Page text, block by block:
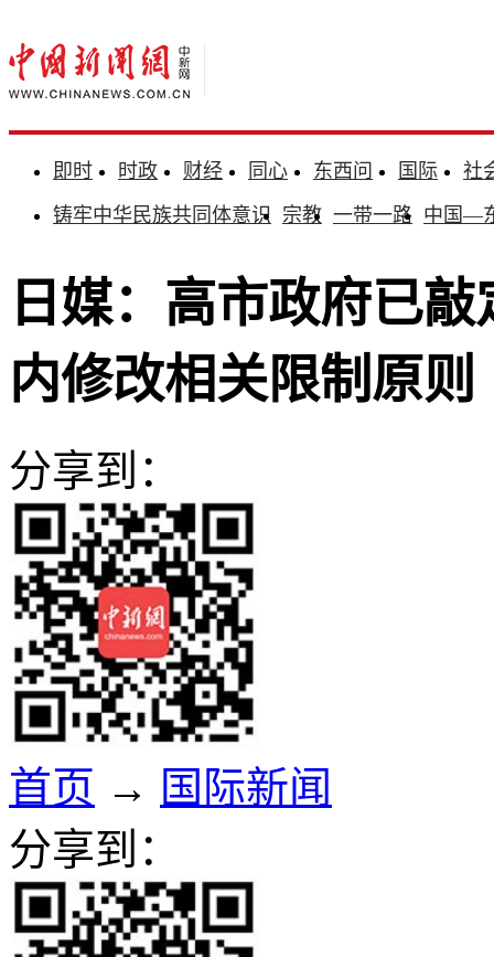
即时 时政 财经 同心 东西问 国际
社
铸牢中华民族共同体意识 宗教 一带一路 中国—
日媒：高市政府已
内修改相关限制原则
分享到：
首页 → 国际新闻
分享到：